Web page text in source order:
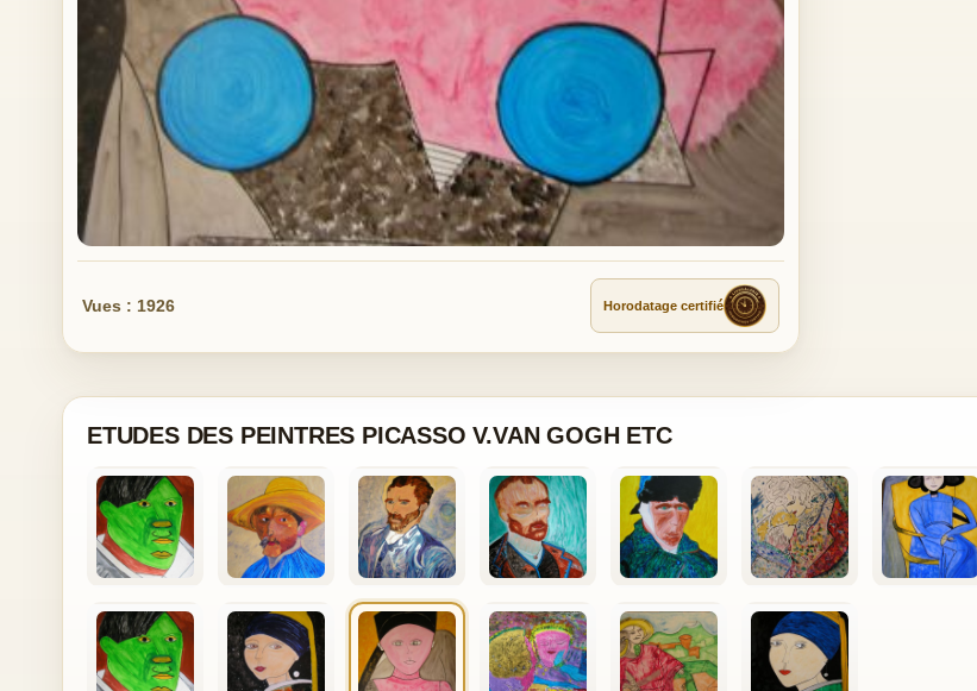
Vues : 1926 Horodatage certifié
ETUDES DES PEINTRES PICASSO V.VAN GOGH ETC